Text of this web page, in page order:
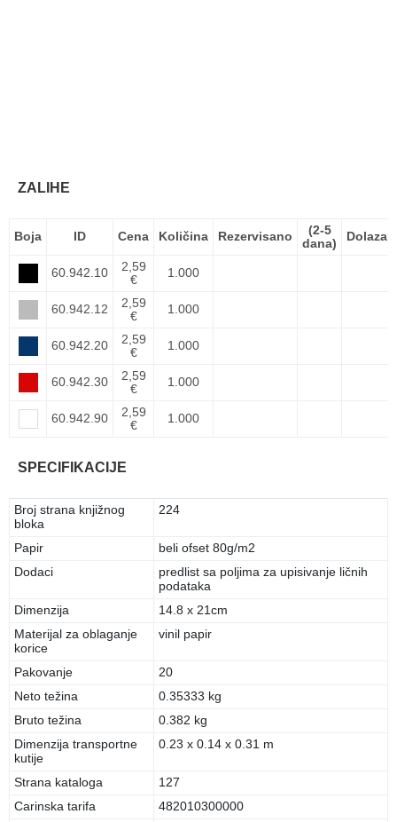
ZALIHE
Boja ID Cena Količina Rezervisano
(2-5
dana)
Dolazak
60.942.10
2,59
€
1.000
60.942.12
2,59
€
1.000
60.942.20
2,59
€
1.000
60.942.30
2,59
€
1.000
60.942.90
2,59
€
1.000
SPECIFIKACIJE
Broj strana knjižnog
bloka
224
Papir
beli ofset 80g/m2
Dodaci
predlist sa poljima za upisivanje ličnih
podataka
Dimenzija
14.8 x 21cm
Materijal za oblaganje
korice
vinil papir
Pakovanje
20
Neto težina
0.35333 kg
Bruto težina
0.382 kg
Dimenzija transportne
kutije
0.23 x 0.14 x 0.31 m
Strana kataloga
127
Carinska tarifa
482010300000